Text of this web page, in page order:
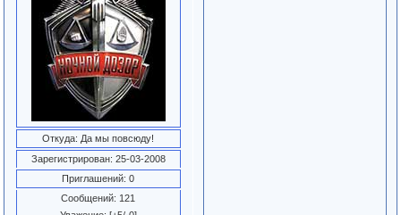
Откуда: Да мы повсюду!
Зарегистрирован: 25-03-2008
Приглашений: 0
Сообщений: 121